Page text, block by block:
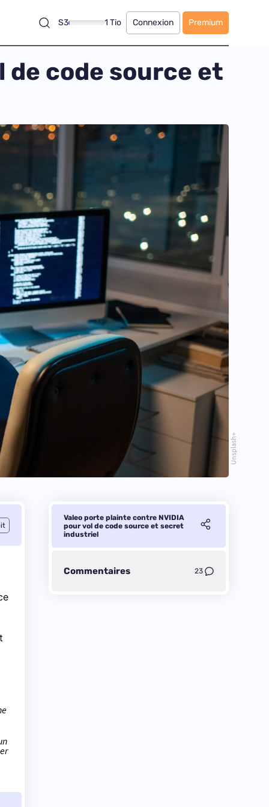
S3 1 Tio Connexion Premium
de code source et
Unsplash+
Valeo porte plainte contre NVIDIA
pour vol de code source et secret
industriel
Commentaires 23